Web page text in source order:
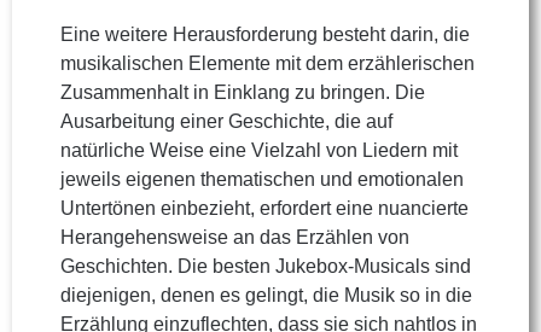
Eine weitere Herausforderung besteht darin, die
musikalischen Elemente mit dem erzählerischen
Zusammenhalt in Einklang zu bringen. Die
Ausarbeitung einer Geschichte, die auf
natürliche Weise eine Vielzahl von Liedern mit
jeweils eigenen thematischen und emotionalen
Untertönen einbezieht, erfordert eine nuancierte
Herangehensweise an das Erzählen von
Geschichten. Die besten Jukebox-Musicals sind
diejenigen, denen es gelingt, die Musik so in die
Erzählung einzuflechten, dass sie sich nahtlos in